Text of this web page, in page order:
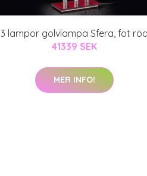
3 lampor golvlampa Sfera, fot röd
41339 SEK
MER INFO!